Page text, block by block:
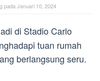
pada Januari 10, 2024
di Stadio Carlo
tuan rumah
berlangsung seru.